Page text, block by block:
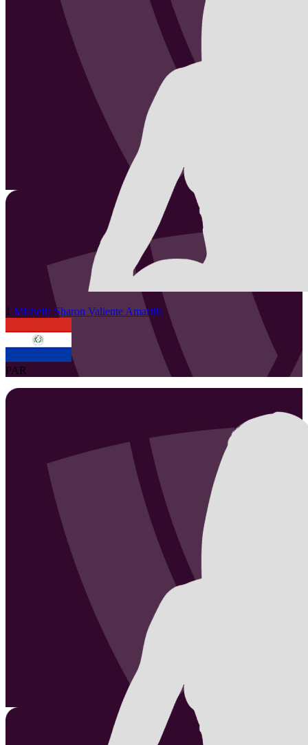
1 Michelle Sharon Valiente Amarilla
PAR